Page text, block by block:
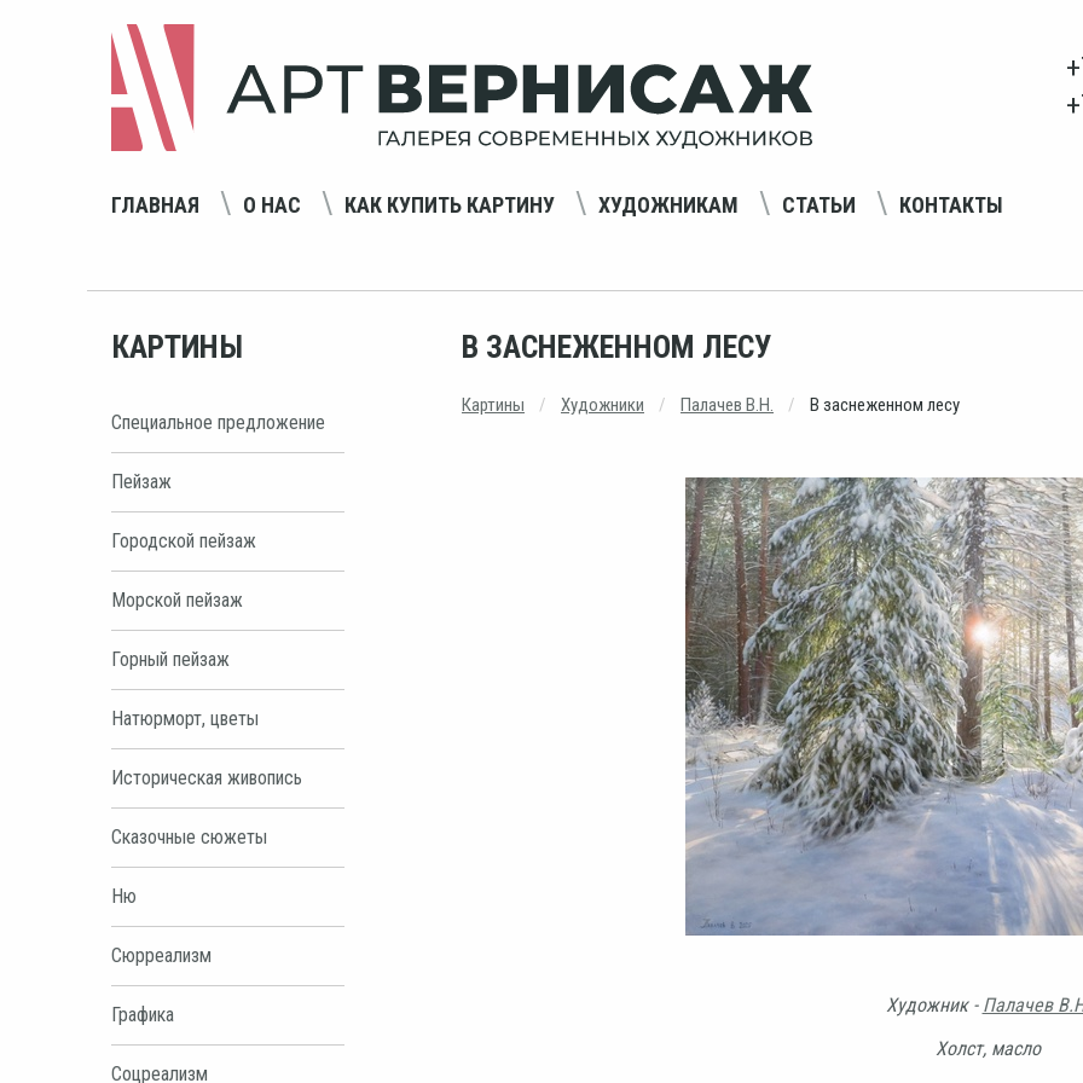
ГЛАВНАЯ О НАС КАК КУПИТЬ КАРТИНУ ХУДОЖНИКАМ СТАТЬИ КОНТАКТЫ
КАРТИНЫ
Специальное предложение
Пейзаж
Городской пейзаж
Морской пейзаж
Горный пейзаж
Натюрморт, цветы
Историческая живопись
Сказочные сюжеты
Ню
Сюрреализм
Графика
Соцреализм
В ЗАСНЕЖЕННОМ ЛЕСУ
Картины Художники Палачев В.Н. В заснеженном лесу
Художник - Палачев
Холст, масло